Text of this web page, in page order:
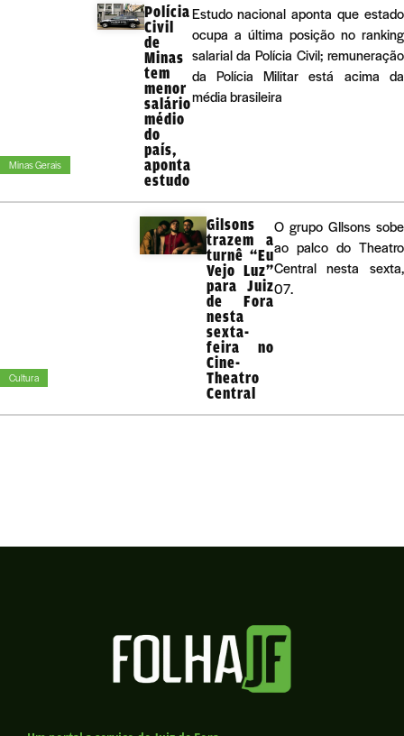
Minas Gerais
Polícia
Civil
de
Minas
tem
menor
salário
médio
do
país,
aponta
estudo
Estudo nacional aponta que estado
ocupa a última posição no ranking
salarial da Polícia Civil; remuneração
da Polícia Militar está acima da
média brasileira
Cultura
Gilsons
trazem a
turnê “Eu
Vejo Luz”
para Juiz
de Fora
nesta
sexta-
feira no
Cine-
Theatro
Central
O grupo GIlsons sobe
ao palco do Theatro
Central nesta sexta,
07.